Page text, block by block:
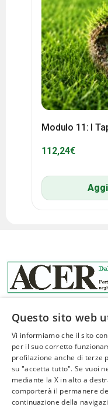
Modulo 11: I
112,24€
ASSOVERDE
P.Iva 02961181209
posta@assoverde.it
Questo sito web
Vi informiamo che il sito
per il suo corretto
profilazione anche di terze
su "accetta tutto". Se vuoi
mediante la X in alto a
comporterà il permanere
continuazione della